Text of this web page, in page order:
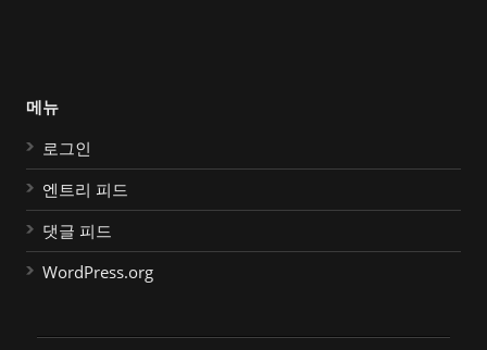
메뉴
로그인
엔트리 피드
댓글 피드
WordPress.org